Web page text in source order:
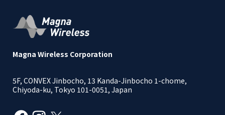
Magna Wireless Corporation
5F, CONVEX Jinbocho, 13 Kanda-Jinbocho 1-chome,
Chiyoda-ku, Tokyo 101-0051, Japan